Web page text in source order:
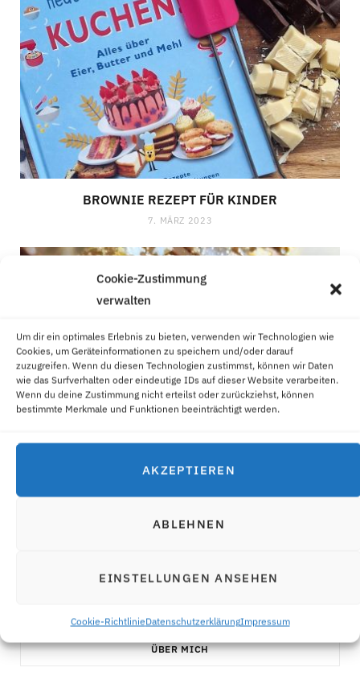
Cookie-Zustimmung
verwalten
Um dir ein optimales Erlebnis zu bieten, verwenden wir Technologien wie
Cookies, um Geräteinformationen zu speichern und/oder darauf
zuzugreifen. Wenn du diesen Technologien zustimmst, können wir Daten
wie das Surfverhalten oder eindeutige IDs auf dieser Website verarbeiten.
Wenn du deine Zustimmung nicht erteilst oder zurückziehst, können
bestimmte Merkmale und Funktionen beeinträchtigt werden.
AKZEPTIEREN
ABLEHNEN
EINSTELLUNGEN ANSEHEN
Cookie-RichtlinieDatenschutzerklärungImpressum
BROWNIE REZEPT FÜR KINDER
7. MÄRZ 2023
ÜBER MICH